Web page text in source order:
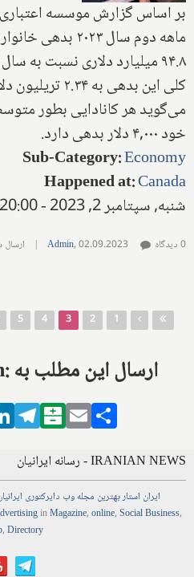
بر اساس گزارش موسسه
۹۴.۸ میلیارد دلاری نسبت به
کلی این بدهی
می‌گوید هر کانادایی بطور
خود ۴,۰۰۰ دلار بدهی دارد.
Sub-Category:Economy
Happened at:Canada
شنبه, سپتامبر 2, 2023 - 20:00
Admin,02.09.2023
| 0 دیدگاه
صفحه‌ها
1
2
3
4
5
Share this with: ارسال این مطلب به
LinkedIn
Telegram
Balatarin
Email
IRANIAN NEWS - رسانه ایرانیان
ایران استاربهترین مجلهوب دایرکتوری
inMagazine,online,Social Business,
,Directory